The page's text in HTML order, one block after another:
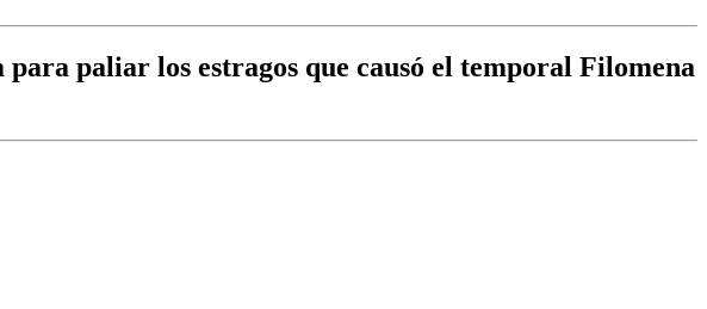
paliar los estragos que causó el temporal Filomena